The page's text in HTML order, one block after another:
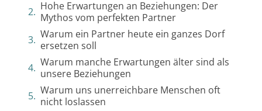
Hohe Erwartungen an Beziehungen: Der
Mythos vom perfekten Partner
Warum ein Partner heute ein ganzes Dorf
ersetzen soll
Warum manche Erwartungen älter sind als
unsere Beziehungen
Warum uns unerreichbare Menschen oft
nicht loslassen